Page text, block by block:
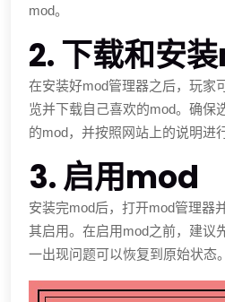
mod。
2. 下载和安
在安装好mod管理器之后，玩家
览并下载自己喜欢的mod。确保
的mod，并按照网站上的说明进
3. 启用mod
安装完mod后，打开mod管理器
其启用。在启用mod之前，建议
一出现问题可以恢复到原始状态。